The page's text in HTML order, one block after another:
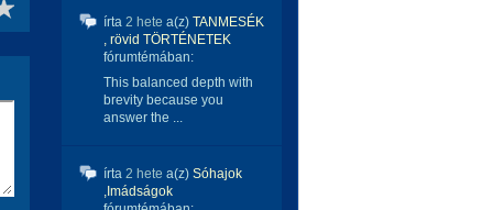
írta 2 hete a(z) TANMESÉK
, rövid TÖRTÉNETEK
fórumtémában:
This balanced depth with
brevity because you
answer the ...
írta 2 hete a(z) Sóhajok
,Imádságok